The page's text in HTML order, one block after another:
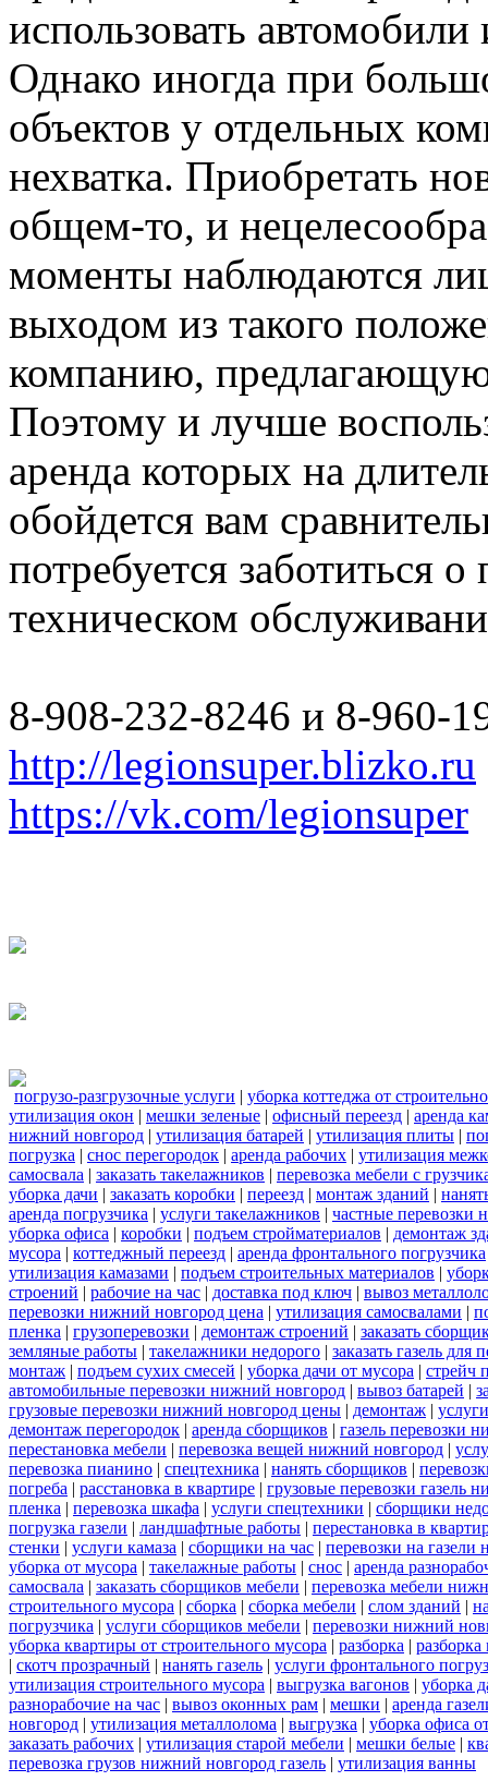
использовать
Однако иногда при
объектов у отдельных
нехватка. Приобретать
общем-то, и
моменты наблюдаются
выходом из такого
компанию,
Поэтому и лучше
аренда которых на
обойдется вам
потребуется заботиться
техническом
8-908-232-8246 и 8-960-
http://legionsuper.blizko.ru
https://vk.com/legionsuper
погрузо-разгрузочные услуги | уборка коттеджа от
утилизация окон | мешки зеленые | офисный переезд | аренда
нижний новгород | утилизация батарей | утилизация плиты |
погрузка | снос перегородок | аренда рабочих | утилизация
самосвала | заказать такелажников | перевозка мебели с
уборка дачи | заказать коробки | переезд | монтаж зданий |
аренда погрузчика | услуги такелажников | частные перевозки
уборка офиса | коробки | подъем стройматериалов | демонтаж
мусора | коттеджный переезд | аренда фронтального погрузчика
утилизация камазами | подъем строительных материалов |
строений | рабочие на час | доставка под ключ | вывоз
перевозки нижний новгород цена | утилизация самосвалами |
пленка | грузоперевозки | демонтаж строений | заказать
земляные работы | такелажники недорого | заказать газель
монтаж | подъем сухих смесей | уборка дачи от мусора | стрейч
автомобильные перевозки нижний новгород | вывоз батарей |
грузовые перевозки нижний новгород цены | демонтаж |
демонтаж перегородок | аренда сборщиков | газель перевозки
перестановка мебели | перевозка вещей нижний новгород |
перевозка пианино | спецтехника | нанять сборщиков |
погреба | расстановка в квартире | грузовые перевозки газель
пленка | перевозка шкафа | услуги спецтехники | сборщики
погрузка газели | ландшафтные работы | перестановка в
стенки | услуги камаза | сборщики на час | перевозки на
уборка от мусора | такелажные работы | снос | аренда
самосвала | заказать сборщиков мебели | перевозка мебели
строительного мусора | сборка | сборка мебели | слом зданий |
погрузчика | услуги сборщиков мебели | перевозки нижний
уборка квартиры от строительного мусора | разборка |
| скотч прозрачный | нанять газель | услуги фронтального
утилизация строительного мусора | выгрузка вагонов | уборка
разнорабочие на час | вывоз оконных рам | мешки | аренда
новгород | утилизация металлолома | выгрузка | уборка офиса
заказать рабочих | утилизация старой мебели | мешки белые |
перевозка грузов нижний новгород газель | утилизация ванны